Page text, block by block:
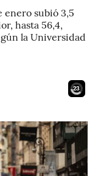
subió 3,5
hasta 56,4,
la Universidad
21